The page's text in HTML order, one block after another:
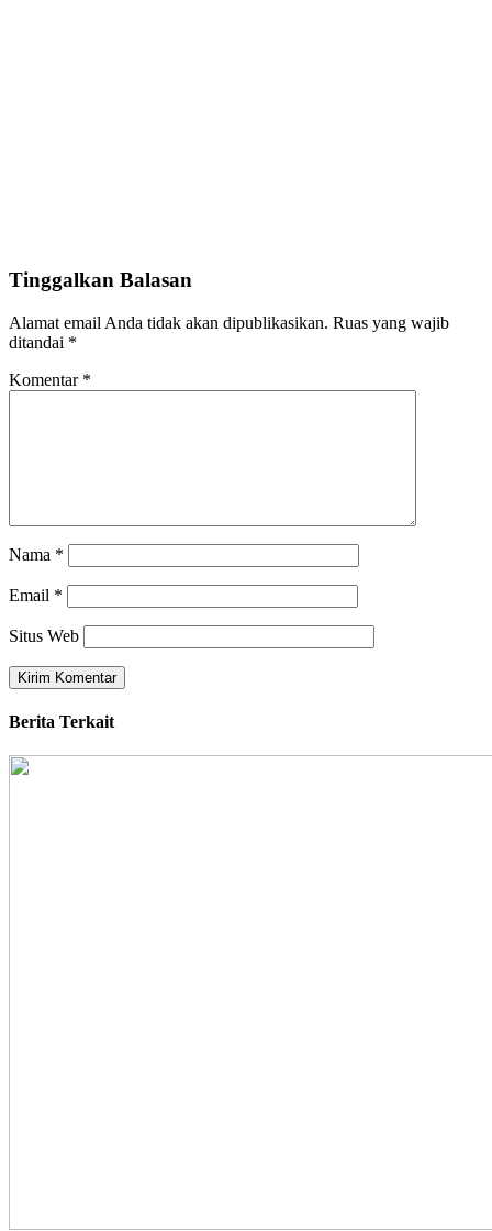
Tinggalkan Balasan
Alamat email Anda tidak akan dipublikasikan. Ruas yang wajib
ditandai *
Komentar *
Nama *
Email *
Situs Web
Berita Terkait